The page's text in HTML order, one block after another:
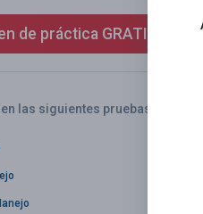
de práctica GRATIS ahora
las siguientes pruebas: